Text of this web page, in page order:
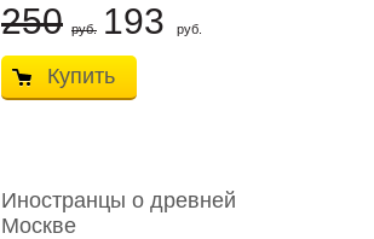
250 руб. 193 руб.
Купить
Иностранцы о древней
Москве